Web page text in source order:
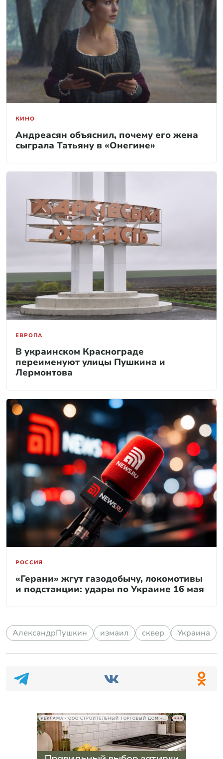
КИНО
Андреасян объяснил, почему его жена
сыграла Татьяну в «Онегине»
ЕВРОПА
В украинском Краснограде
переименуют улицы Пушкина и
Лермонтова
РОССИЯ
«Герани» жгут газодобычу, локомотивы
и подстанции: удары по Украине 16 мая
АлександрПушкин измаил сквер Украина
РЕКЛАМА • ООО СТРОИТЕЛЬНЫЙ ТОРГОВЫЙ ДОМ «ПЕТРОВИЧ», ИНН 7802348846